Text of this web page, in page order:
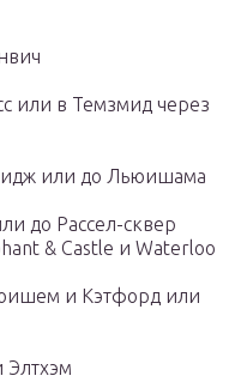
или в Темзмид через
или до Льюишама
до Рассел-сквер
& Castle и Waterloo
и Кэтфорд или
Элтхэм